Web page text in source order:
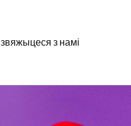
звяжыцеся з намі